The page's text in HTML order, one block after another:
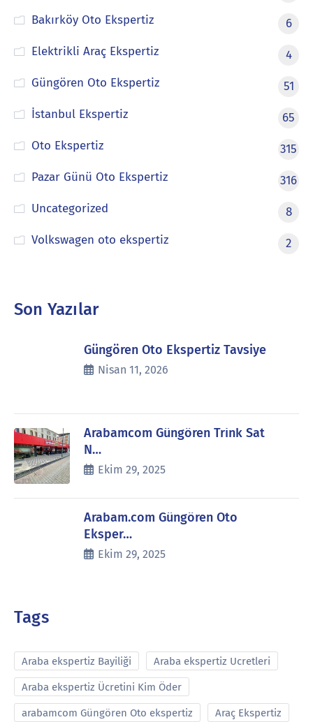
Bakırköy Oto Ekspertiz
6
Elektrikli Araç Ekspertiz
4
Güngören Oto Ekspertiz
51
İstanbul Ekspertiz
65
Oto Ekspertiz
315
Pazar Günü Oto Ekspertiz
316
Uncategorized
8
Volkswagen oto ekspertiz
2
Son Yazılar
Güngören Oto Ekspertiz Tavsiye
Nisan 11, 2026
Arabamcom Güngören Trink Sat
N…
Ekim 29, 2025
Arabam.com Güngören Oto
Eksper…
Ekim 29, 2025
Tags
Araba ekspertiz Bayiliği Araba ekspertiz Ucretleri
Araba ekspertiz Ücretini Kim Öder
arabamcom Güngören Oto ekspertiz Araç Ekspertiz